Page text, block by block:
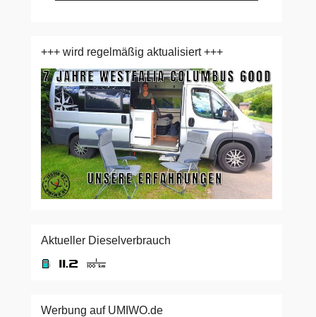
+++ wird regelmäßig aktualisiert +++
Aktueller Dieselverbrauch
Werbung auf UMIWO.de